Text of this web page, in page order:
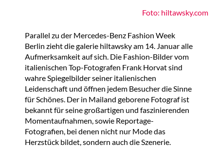
Foto: hiltawsky.com
Parallel zu der Mercedes-Benz Fashion Week
Berlin zieht die galerie hiltawsky am 14. Januar alle
Aufmerksamkeit auf sich. Die Fashion-Bilder vom
italienischen Top-Fotografen Frank Horvat sind
wahre Spiegelbilder seiner italienischen
Leidenschaft und öffnen jedem Besucher die Sinne
für Schönes. Der in Mailand geborene Fotograf ist
bekannt für seine großartigen und faszinierenden
Momentaufnahmen, sowie Reportage-
Fotografien, bei denen nicht nur Mode das
Herzstück bildet, sondern auch die Szenerie.